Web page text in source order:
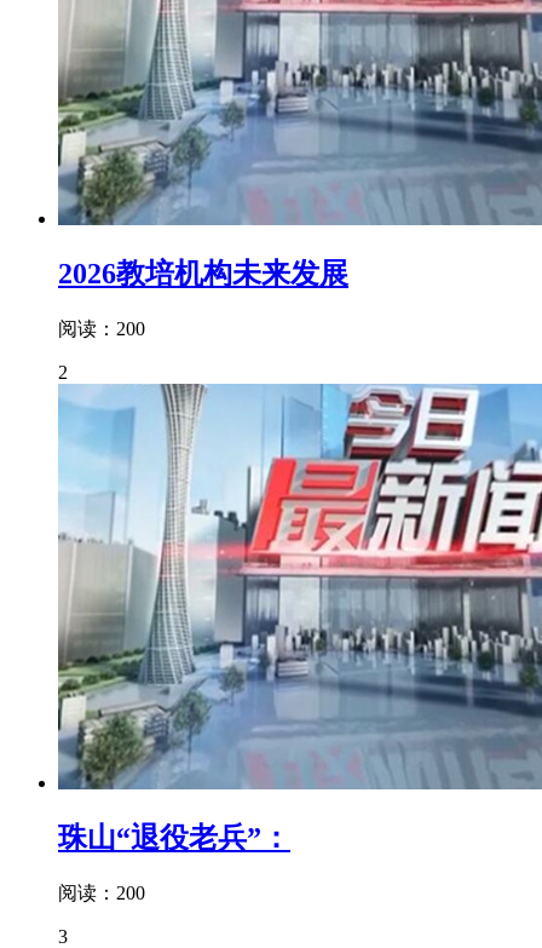
2026教培机构未来发展
阅读：200
2
珠山“退役老兵”：
阅读：200
3